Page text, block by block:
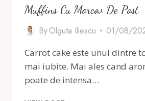
Muffins Cu Morcov De Post
ByOlguta Iliescu
01/08/
Carrot cake este unul dintre
mai iubite. Mai ales cand
poate de intensa…